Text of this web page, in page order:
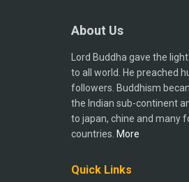
About Us
Lord Buddha gave the
to all world. He preached
followers. Buddhism
the Indian sub-continent
to japan, chine and many
countries. More
Quick Links